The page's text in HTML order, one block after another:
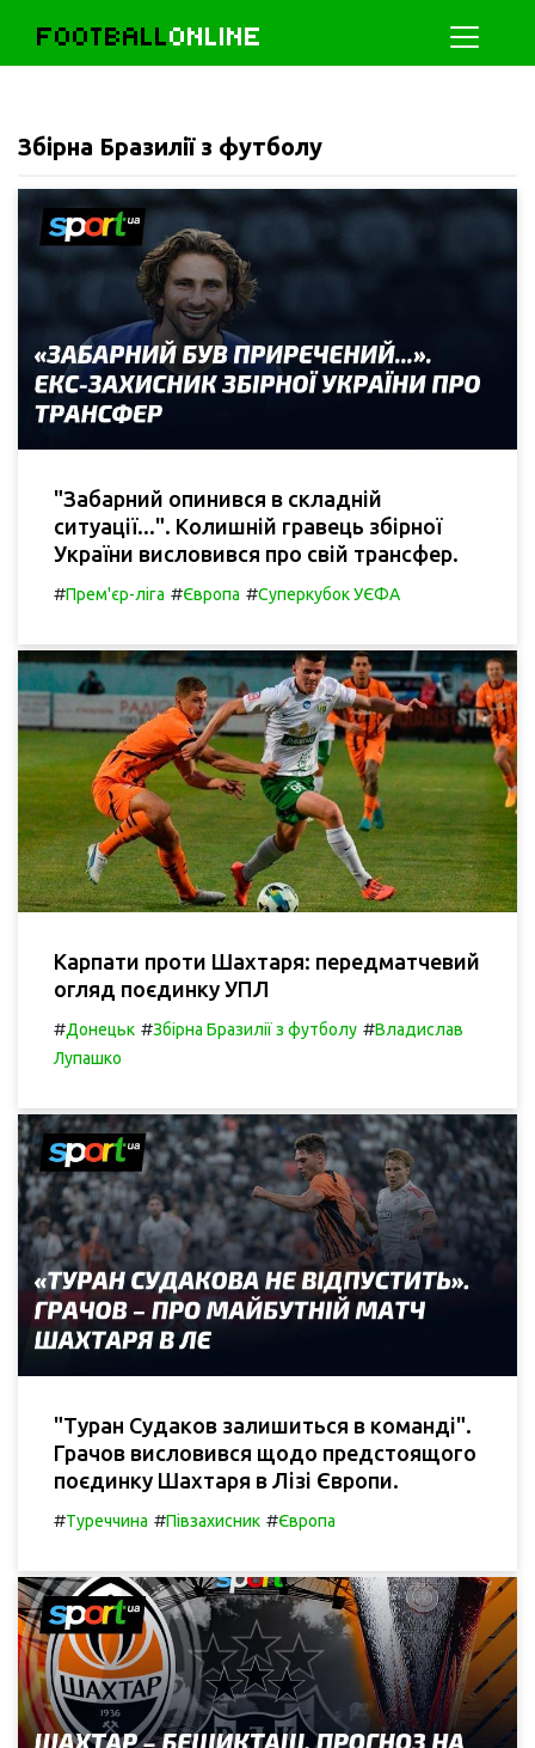
FOOTBALLONLINE
Збірна Бразилії з футболу
"Забарний опинився в складній
ситуації...". Колишній гравець збірної
України висловився про свій трансфер.
#Прем'єр-ліга #Європа #Суперкубок УЄФА
Карпати проти Шахтаря: передматчевий
огляд поєдинку УПЛ
#Донецьк #Збірна Бразилії з футболу #Владислав
Лупашко
"Туран Судаков залишиться в команді".
Грачов висловився щодо предстоящого
поєдинку Шахтаря в Лізі Європи.
#Туреччина #Півзахисник #Європа